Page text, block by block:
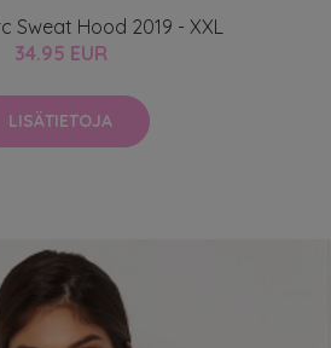
Sweat Hood 2019 - XXL
34.95 EUR
LISÄTIETOJA